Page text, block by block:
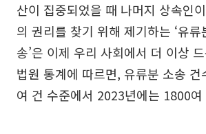
산이 집중되었을 때 나머지 상속인
의 권리를 찾기 위해 제기하는 ‘유
송’은 이제 우리 사회에서 더 이상
법원 통계에 따르면, 유류분 소송
여 건 수준에서 2023년에는 1800